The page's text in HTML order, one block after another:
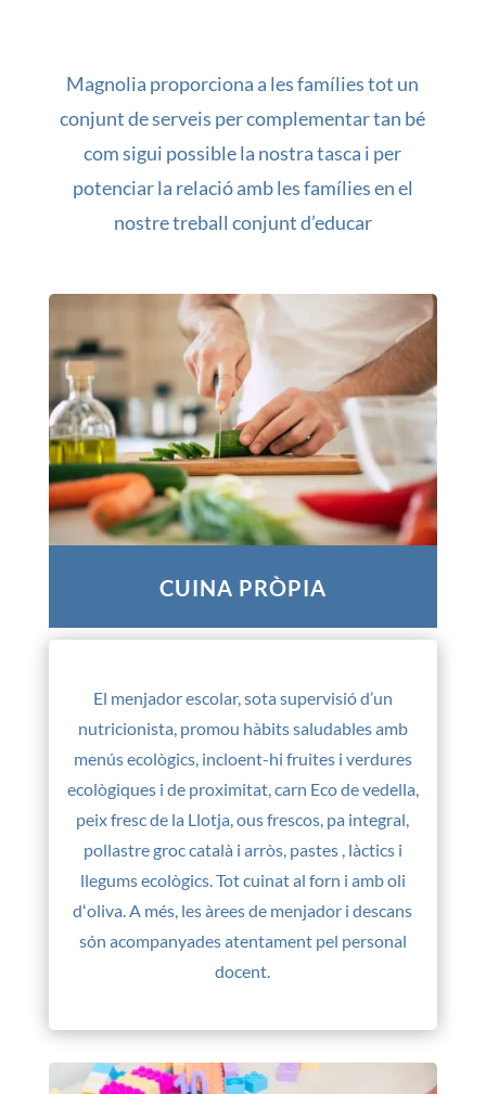
Magnolia proporciona a les famílies tot un
conjunt de serveis per complementar tan bé
com sigui possible la nostra tasca i per
potenciar la relació amb les famílies en el
nostre treball conjunt d’educar
CUINA PRÒPIA
El menjador escolar, sota supervisió d’un
nutricionista, promou hàbits saludables amb
menús ecològics, incloent-hi fruites i verdures
ecològiques i de proximitat, carn Eco de vedella,
peix fresc de la Llotja, ous frescos, pa integral,
pollastre groc català i arròs, pastes , làctics i
llegums ecològics. Tot cuinat al forn i amb oli
dʻoliva. A més, les àrees de menjador i descans
són acompanyades atentament pel personal
docent.